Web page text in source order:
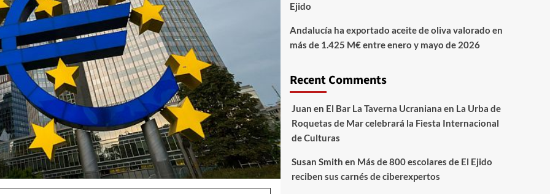
Ejido
Andalucía ha exportado aceite de oliva valorado en
más de 1.425 M€ entre enero y mayo de 2026
Recent Comments
Juan en El Bar La Taverna Ucraniana en La Urba de
Roquetas de Mar celebrará la Fiesta Internacional
de Culturas
Susan Smith en Más de 800 escolares de El Ejido
reciben sus carnés de ciberexpertos